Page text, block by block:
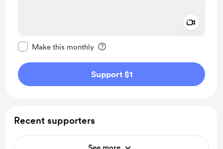
Make this monthly
Support $1
Recent supporters